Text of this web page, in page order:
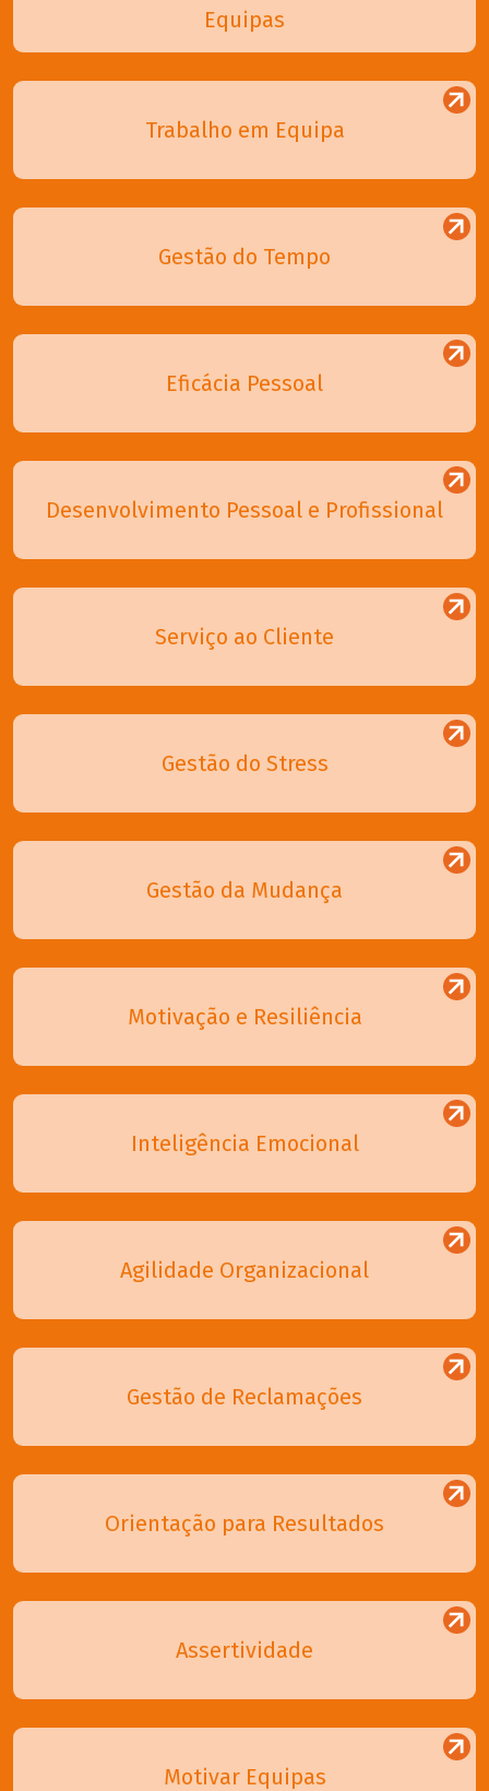
Equipas
Trabalho em Equipa
Gestão do Tempo
Eficácia Pessoal
Desenvolvimento Pessoal e Profissional
Serviço ao Cliente
Gestão do Stress
Gestão da Mudança
Motivação e Resiliência
Inteligência Emocional
Agilidade Organizacional
Gestão de Reclamações
Orientação para Resultados
Assertividade
Motivar Equipas